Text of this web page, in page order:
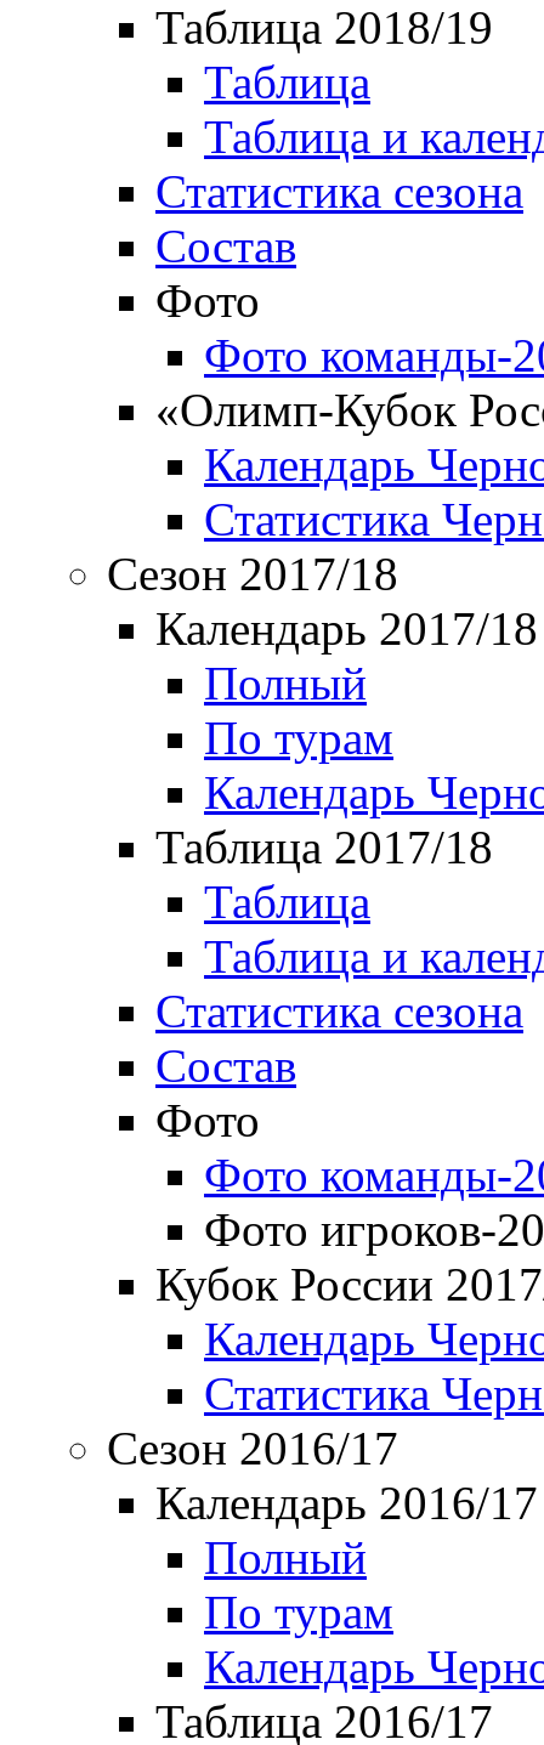
Таблица 2018/19
Таблица
Таблица и
Статистика сезона
Состав
Фото
Фото команды-
«Олимп-Кубок
Календарь
Статистика
Сезон 2017/18
Календарь 2017/18
Полный
По турам
Календарь
Таблица 2017/18
Таблица
Таблица и
Статистика сезона
Состав
Фото
Фото команды-
Фото игроков-
Кубок России
Календарь
Статистика
Сезон 2016/17
Календарь 2016/17
Полный
По турам
Календарь
Таблица 2016/17